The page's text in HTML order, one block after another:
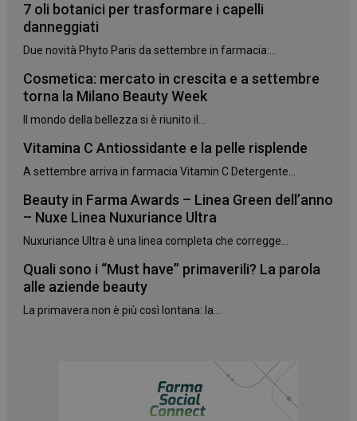
7 oli botanici per trasformare i capelli
danneggiati
Due novità Phyto Paris da settembre in farmacia:...
Cosmetica: mercato in crescita e a settembre
torna la Milano Beauty Week
Il mondo della bellezza si è riunito il...
Vitamina C Antiossidante e la pelle risplende
A settembre arriva in farmacia Vitamin C Detergente...
Beauty in Farma Awards – Linea Green dell’anno
– Nuxe Linea Nuxuriance Ultra
Nuxuriance Ultra è una linea completa che corregge...
Quali sono i “Must have” primaverili? La parola
alle aziende beauty
La primavera non è più così lontana: la...
I cookie necessari contribuiscono a rendere fruibile il
sito web abilitandone funzionalità di base quali la
navigazione sulle pagine e l'accesso alle aree
funzionare correttamente senza questi cookie.
NOME
FORNITORE/DOMINIO
PHPSESSID
PHP.net
.www.panoramacosmetico.it